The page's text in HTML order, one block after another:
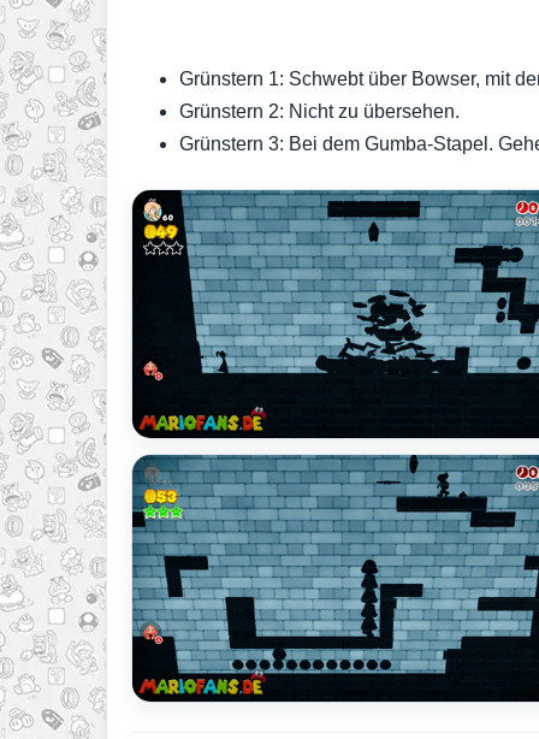
Grünstern 1: Schwebt über Bowser, mit
Grünstern 2: Nicht zu übersehen.
Grünstern 3: Bei dem Gumba-Stapel.